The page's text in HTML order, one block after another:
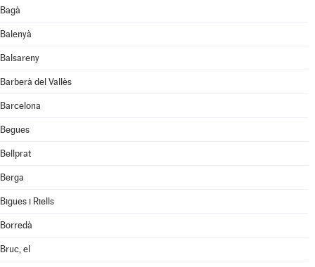
Bagà
Balenyà
Balsareny
Barberà del Vallès
Barcelona
Begues
Bellprat
Berga
Bigues i Riells
Borredà
Bruc, el